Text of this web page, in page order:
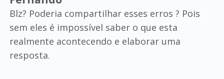
Blz? Poderia compartilhar esses erros ? Pois
sem eles é impossível saber o que esta
realmente acontecendo e elaborar uma
resposta.